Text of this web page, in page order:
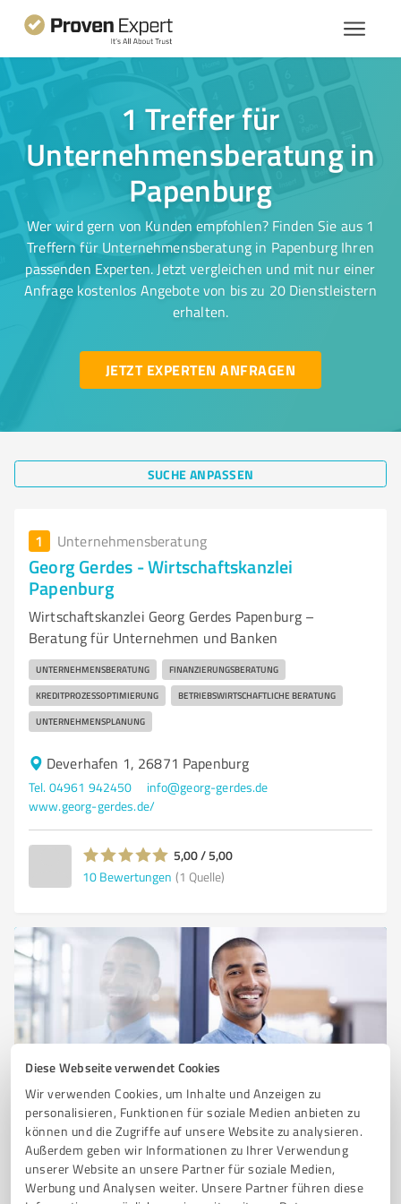
Diese Webseite verwendet Cookies
Wir verwenden Cookies, um Inhalte und Anzeigen zu
personalisieren, Funktionen für soziale Medien anbieten zu
können und die Zugriffe auf unsere Website zu analysieren.
Außerdem geben wir Informationen zu Ihrer Verwendung
unserer Website an unsere Partner für soziale Medien,
Werbung und Analysen weiter. Unsere Partner führen diese
1 Treffer für
Unternehmensberatung in
Papenburg
Wer wird gern von Kunden empfohlen? Finden Sie aus 1
Treffern für Unternehmensberatung in Papenburg Ihren
passenden Experten. Jetzt vergleichen und mit nur einer
Anfrage kostenlos Angebote von bis zu 20 Dienstleistern
erhalten.
JETZT EXPERTEN ANFRAGEN
SUCHE ANPASSEN
1 Unternehmensberatung
Georg Gerdes - Wirtschaftskanzlei
Papenburg
Wirtschaftskanzlei Georg Gerdes Papenburg –
Beratung für Unternehmen und Banken
UNTERNEHMENSBERATUNG FINANZIERUNGSBERATUNG
KREDITPROZESSOPTIMIERUNG BETRIEBSWIRTSCHAFTLICHE BERATUNG
UNTERNEHMENSPLANUNG
Deverhafen 1, 26871 Papenburg
Tel. 04961 942450
info@georg-gerdes.de
www.georg-gerdes.de/
5,00 / 5,00
10 Bewertungen (1 Quelle)
Sie möchten auch hier gelistet werden?
Registrieren Sie sich jetzt und werden Sie ein von
Kunden empfohlener ProvenExpert!